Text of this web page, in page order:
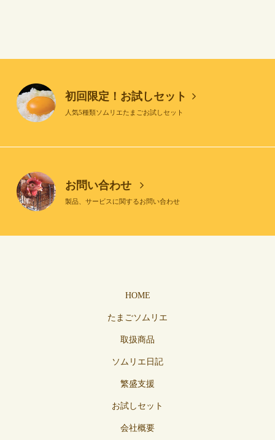
初回限定！お試しセット
人気5種類ソムリエたまごお試しセット
お問い合わせ
製品、サービスに関するお問い合わせ
HOME
たまごソムリエ
取扱商品
ソムリエ日記
繁盛支援
お試しセット
会社概要